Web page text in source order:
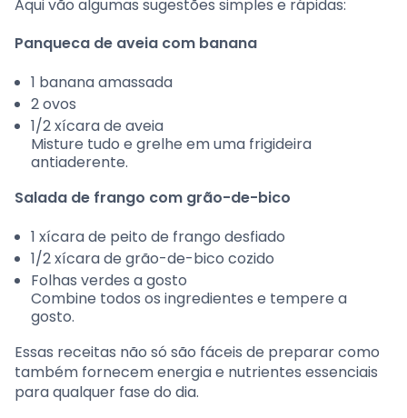
Aqui vão algumas sugestões simples e rápidas:
Panqueca de aveia com banana
1 banana amassada
2 ovos
1/2 xícara de aveia
Misture tudo e grelhe em uma frigideira
antiaderente.
Salada de frango com grão-de-bico
1 xícara de peito de frango desfiado
1/2 xícara de grão-de-bico cozido
Folhas verdes a gosto
Combine todos os ingredientes e tempere a
gosto.
Essas receitas não só são fáceis de preparar como
também fornecem energia e nutrientes essenciais
para qualquer fase do dia.